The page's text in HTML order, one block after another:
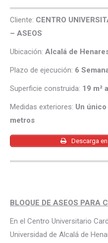
Cliente: CENTRO
– ASEOS
Ubicación: Alcalá de
Plazo de ejecución: 6
Superficie construida: 19 m²
Medidas exteriores: Un
metros
Descarga
BLOQUE DE ASEOS PARA
En el Centro Universitario
Universidad de Alcalá de